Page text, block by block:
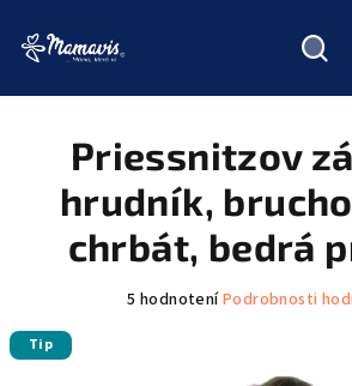
Priessnitzov
hrudník,
chrbát, bedrá
Priemerné
5 hodnoteníPodrobnosti
Tip